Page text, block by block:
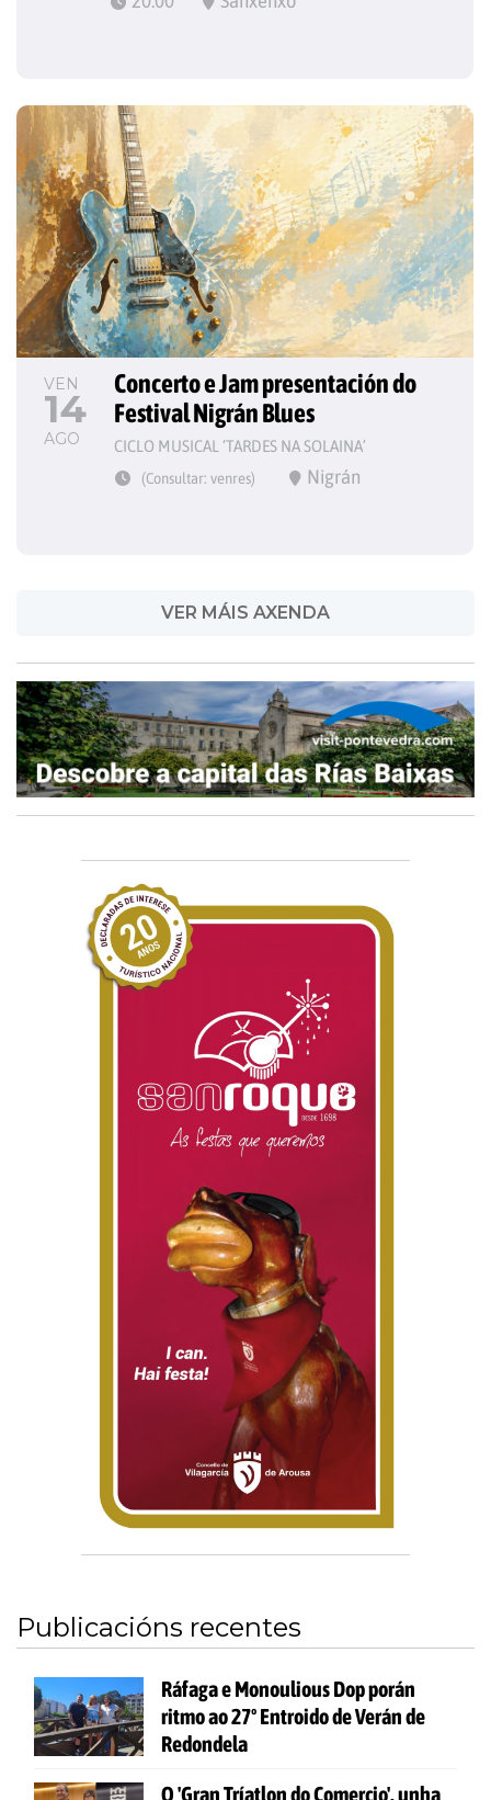
VEN
14
AGO
Concerto e Jam presentación do
Festival Nigrán Blues
CICLO MUSICAL ‘TARDES NA SOLAINA’
(Consultar: venres) Nigrán
VER MÁIS AXENDA
Publicacións recentes
Ráfaga e Monoulious Dop porán
ritmo ao 27º Entroido de Verán de
Redondela
O 'Gran Tríatlon do Comercio', unha